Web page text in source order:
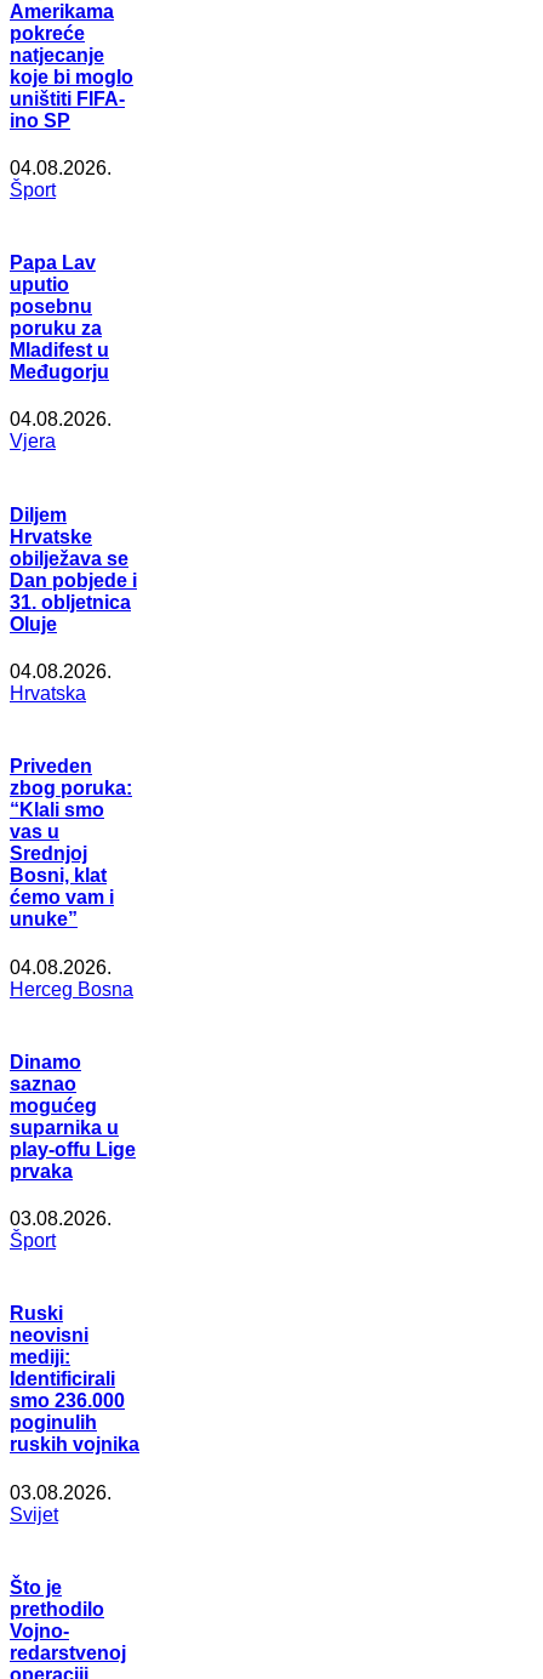
Amerikama
pokreće
natjecanje
koje bi moglo
uništiti FIFA-
ino SP
04.08.2026.
Šport
Papa Lav
uputio
posebnu
poruku za
Mladifest u
Međugorju
04.08.2026.
Vjera
Diljem
Hrvatske
obilježava se
Dan pobjede i
31. obljetnica
Oluje
04.08.2026.
Hrvatska
Priveden
zbog poruka:
“Klali smo
vas u
Srednjoj
Bosni, klat
ćemo vam i
unuke”
04.08.2026.
Herceg Bosna
Dinamo
saznao
mogućeg
suparnika u
play-offu Lige
prvaka
03.08.2026.
Šport
Ruski
neovisni
mediji:
Identificirali
smo 236.000
poginulih
ruskih vojnika
03.08.2026.
Svijet
Što je
prethodilo
Vojno-
redarstvenoj
operaciji